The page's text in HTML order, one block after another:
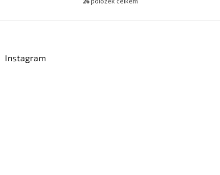
O
l
Instagram